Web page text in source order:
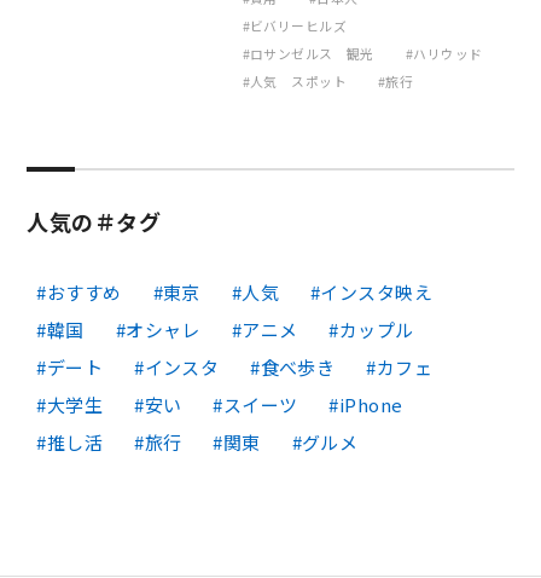
ビバリーヒルズ
ロサンゼルス 観光
ハリウッド
人気 スポット
旅行
人気の＃タグ
おすすめ 東京 人気
インスタ映え
韓国
オシャレ アニメ
カップル
デート
インスタ 食べ歩き
カフェ
大学生
安い スイーツ
iPhone
推し活
旅行 関東 グルメ